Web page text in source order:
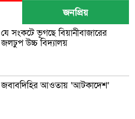
জনপ্রিয়
যে সংকটে ভূগছে বিয়ানীবাজারের
জলঢুপ উচ্চ বিদ্যালয়
জবাবদিহির আওতায় ‘আটকাদেশ’